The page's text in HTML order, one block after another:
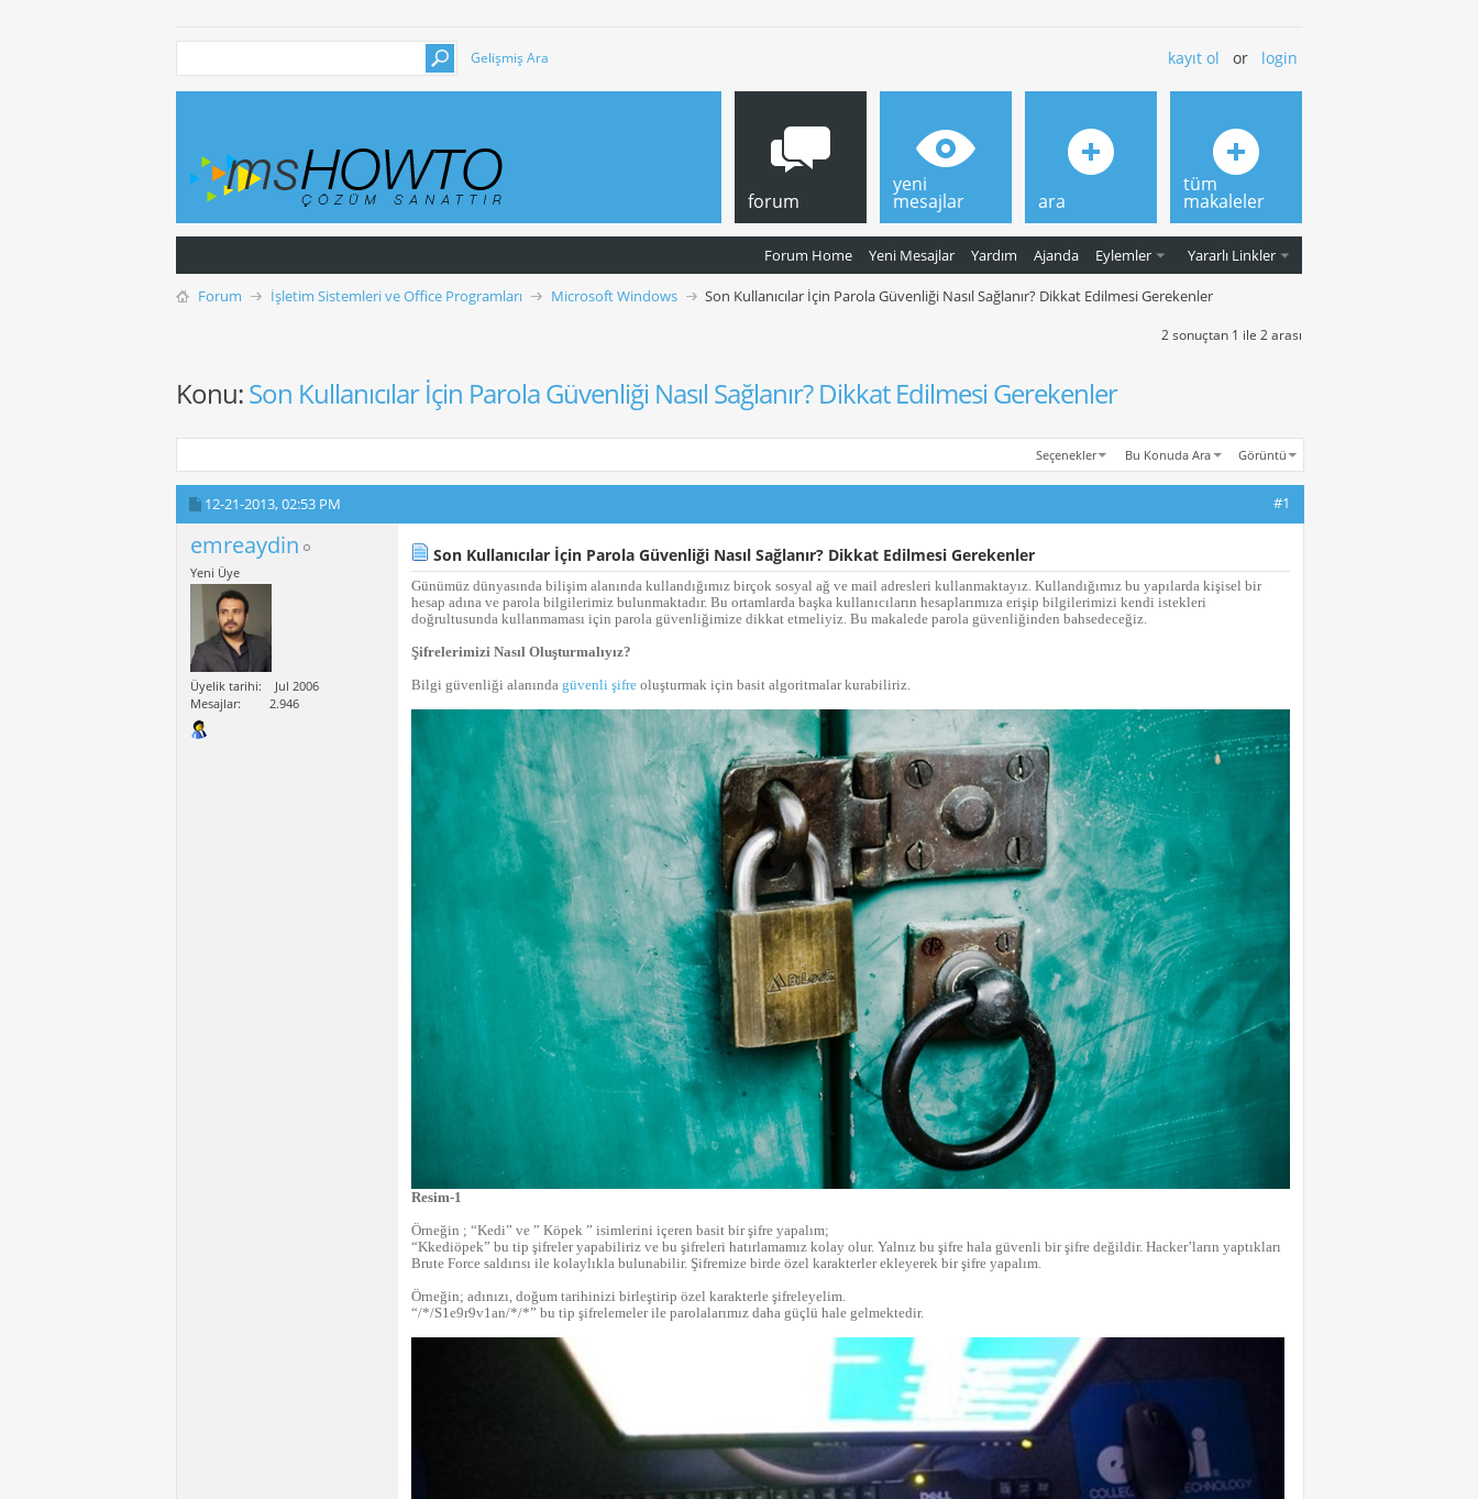
Gelişmiş Ara kayıt ol or login
forum
Forum Home Yeni Mesajlar Yardım Ajanda Eylemler Yararlı Linkler
yeni
mesajlar ara
tüm
makaleler
Forum İşletim Sistemleri ve Office Programları Microsoft Windows Son Kullanıcılar İçin Parola Güvenliği Nasıl Sağlanır? Dikkat Edilmesi Gerekenler
2 sonuçtan 1 ile 2 arası
Konu:Son Kullanıcılar İçin Parola Güvenliği Nasıl Sağlanır? Dikkat Edilmesi Gerekenler
Seçenekler Bu Konuda Ara Görüntü
12-21-2013,02:53 PM #1
emreaydin
Yeni Üye
Üyelik tarihi
Jul 2006
Mesajlar
2.946
Son Kullanıcılar İçin Parola Güvenliği Nasıl Sağlanır? Dikkat Edilmesi Gerekenler
Günümüz dünyasında bilişim alanında kullandığımız birçok sosyal ağ ve mail adresleri kullanmaktayız. Kullandığımız bu yapılarda kişisel bir
hesap adına ve parola bilgilerimiz bulunmaktadır. Bu ortamlarda başka kullanıcıların hesaplarımıza erişip bilgilerimizi kendi istekleri
doğrultusunda kullanmaması için parola güvenliğimize dikkat etmeliyiz. Bu makalede parola güvenliğinden bahsedeceğiz.
Şifrelerimizi Nasıl Oluşturmalıyız?
Bilgi güvenliği alanında güvenli şifre oluşturmak için basit algoritmalar kurabiliriz.
Resim-1
Örneğin ; “Kedi” ve ” Köpek ” isimlerini içeren basit bir şifre yapalım;
“Kkediöpek” bu tip şifreler yapabiliriz ve bu şifreleri hatırlamamız kolay olur. Yalnız bu şifre hala güvenli bir şifre değildir. Hacker’ların yaptıkları
Brute Force saldırısı ile kolaylıkla bulunabilir. Şifremize birde özel karakterler ekleyerek bir şifre yapalım.
Örneğin; adınızı, doğum tarihinizi birleştirip özel karakterle şifreleyelim.
“/*/S1e9r9v1an/*/*” bu tip şifrelemeler ile parolalarımız daha güçlü hale gelmektedir.